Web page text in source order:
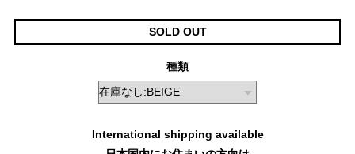
SOLD OUT
種類
International shipping available